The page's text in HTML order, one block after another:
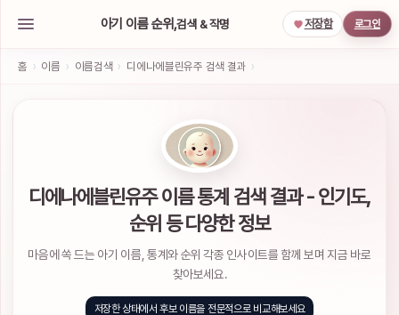
스
정
아기 이름 순위,검색 & 작명 저장함 로그인
홈 › 이름 › 이름검색 › 디에나에블린유주 검색 결과 ›
디에나에블린유주 이름 통계 검색 결과 - 인기도,
순위 등 다양한 정보
마음에 쏙 드는 아기 이름, 통계와 순위 각종 인사이트를 함께 보며 지금 바로
찾아보세요.
저장한 상태에서 후보 이름을 전문적으로 비교해보세요